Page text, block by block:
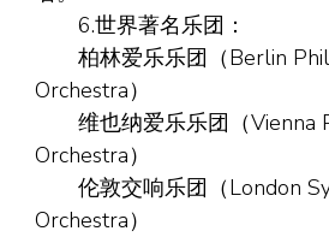
6.世界著名乐团：
柏林爱乐乐团（Berlin
Orchestra）
维也纳爱乐乐团（Vienna
Orchestra）
伦敦交响乐团（London
Orchestra）